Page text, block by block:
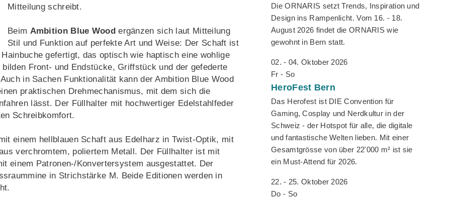
Mitteilung schreibt.
Beim Ambition Blue Woodergänzen sich laut Mitteilung
Stil und Funktion auf perfekte Art und Weise: Der Schaft ist
gefertigt, das optisch wie haptisch eine wohlige
Front- und Endstücke, Griffstück und der gefederte
in Sachen Funktionalität kann der Ambition Blue Wood
praktischen Drehmechanismus, mit dem sich die
lässt. Der Füllhalter mit hochwertiger Edelstahlfeder
Schreibkomfort.
einem hellblauen Schaft aus Edelharz in Twist-Optik, mit
verchromtem, poliertem Metall. Der Füllhalter ist mit
einem Patronen-/Konvertersystem ausgestattet. Der
in Strichstärke M. Beide Editionen werden in
Die ORNARIS setzt Trends, Inspiration und
Design ins Rampenlicht. Vom 16. - 18.
August 2026 findet die ORNARIS wie
gewohnt in Bern statt.
02. - 04. Oktober 2026
Fr - So
HeroFest Bern
Das Herofest ist DIE Convention für
Gaming, Cosplay und Nerdkultur in der
Schweiz - der Hotspot für alle, die digitale
und fantastische Welten lieben. Mit einer
Gesamtgrösse von über 22'000 m² ist sie
ein Must-Attend für 2026.
22. - 25. Oktober 2026
Do - So